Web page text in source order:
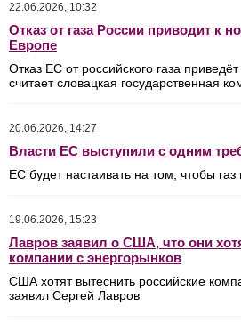
22.06.2026, 10:32
Отказ от газа России приводит к
Европе
Отказ ЕС от российского газа
считает словацкая государственная
20.06.2026, 14:27
Власти ЕС выступили с одним
ЕС будет настаивать на том, чтобы
19.06.2026, 15:23
Лавров заявил о США, что они
компании с энергорынков
США хотят вытеснить российские
заявил Сергей Лавров